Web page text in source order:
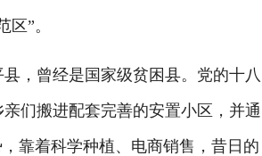
”。
，曾经是国家级贫困县。党的十八
们搬进配套完善的安置小区，并通
靠着科学种植、电商销售，昔日的